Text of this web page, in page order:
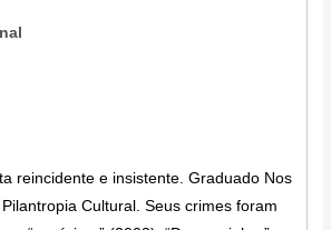
reincidente e insistente. Graduado Nos
Cultural. Seus crimes foram